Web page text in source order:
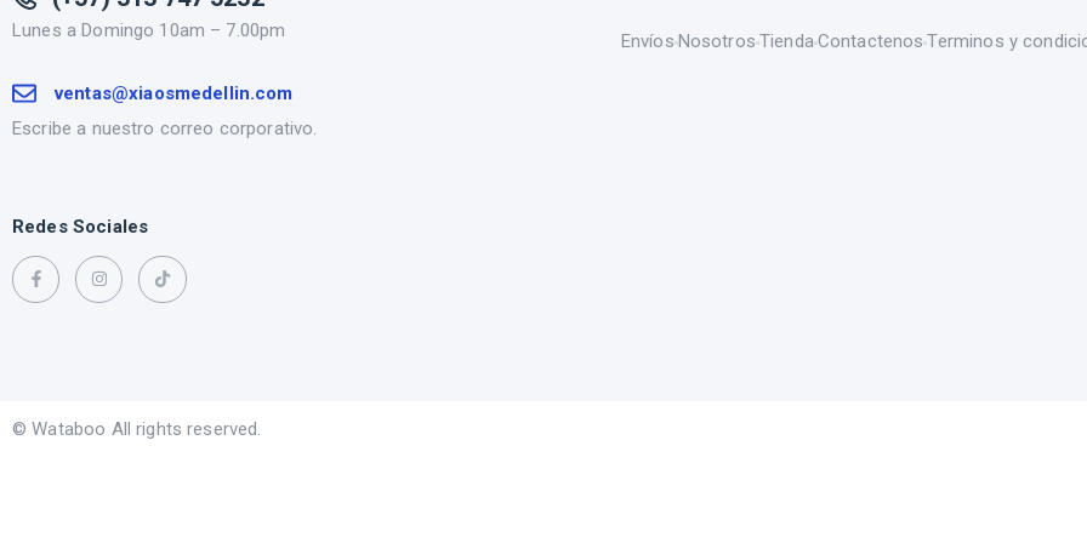
Lunes a Domingo 10am – 7.00pm
ventas@xiaosmedellin.com
Escribe a nuestro correo corporativo.
Redes Sociales
Envíos Nosotros TiendaContactenosTerminos y
© Wataboo All rights reserved.